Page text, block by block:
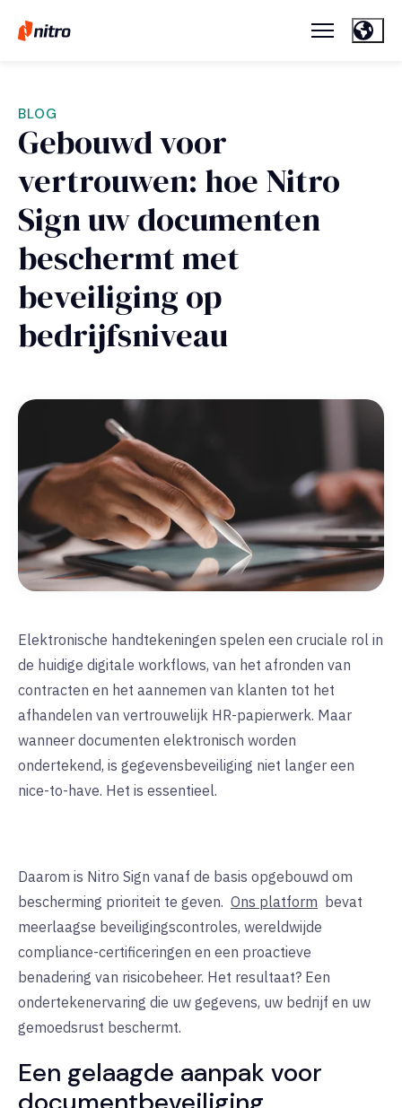
BLOG
Gebouwd voor
vertrouwen: hoe Nitro
Sign uw documenten
beschermt met
beveiliging op
bedrijfsniveau
Elektronische handtekeningen spelen een cruciale rol in
de huidige digitale workflows, van het afronden van
contracten en het aannemen van klanten tot het
afhandelen van vertrouwelijk HR-papierwerk. Maar
wanneer documenten elektronisch worden
ondertekend, is gegevensbeveiliging niet langer een
nice-to-have. Het is essentieel.
Daarom is Nitro Sign vanaf de basis opgebouwd om
bescherming prioriteit te geven. Ons platform bevat
meerlaagse beveiligingscontroles, wereldwijde
compliance-certificeringen en een proactieve
benadering van risicobeheer. Het resultaat? Een
ondertekenervaring die uw gegevens, uw bedrijf en uw
gemoedsrust beschermt.
Een gelaagde aanpak voor